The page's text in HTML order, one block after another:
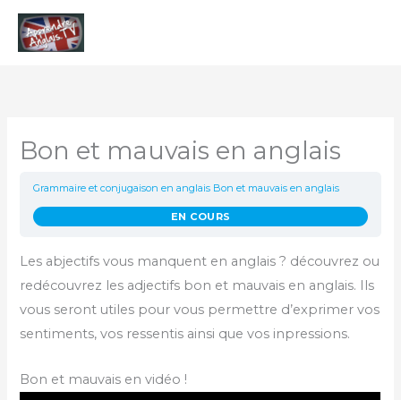
Aller
Bon et mauvais en anglais
Grammaire et conjugaison en anglais Bon et mauvais en anglais
EN COURS
Les abjectifs vous manquent en anglais ? découvrez ou
redécouvrez les adjectifs bon et mauvais en anglais. Ils
vous seront utiles pour vous permettre d’exprimer vos
sentiments, vos ressentis ainsi que vos inpressions.
Bon et mauvais en vidéo !